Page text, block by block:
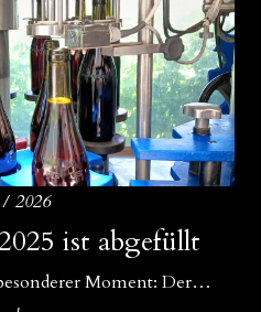
2026
ist abgefüllt
Moment: Der…
Ergänzung zu
Betoneiern
unsere Weine
sind Begegnungen ein…